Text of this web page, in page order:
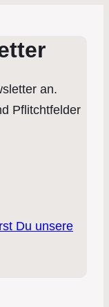
an.
Pflitchtfelder
Du unsere